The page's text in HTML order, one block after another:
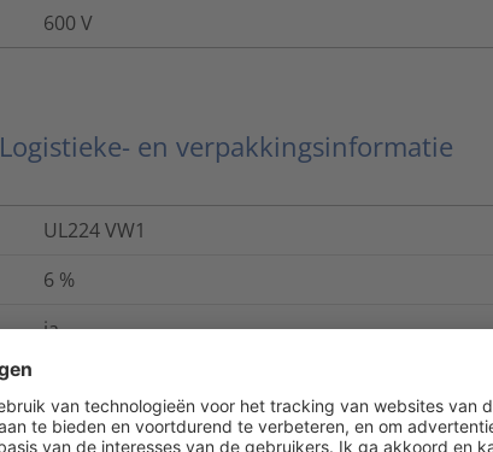
600 V
Logistieke- en verpakkingsinformatie
UL224 VW1
6 %
ja
ANSI/UL 224, C22.2 no. 198.1-06